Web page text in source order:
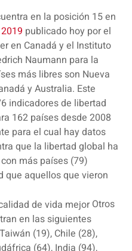
en la posición 15 en
publicado hoy por el
en Canadá y el Instituto
Naumann para la
más libres son Nueva
y Australia. Este
indicadores de libertad
162 países desde 2008
para el cual hay datos
que la libertad global ha
más países (79)
que aquellos que vieron
Otros
en las siguientes
(19), Chile (28),
(64), India (94),